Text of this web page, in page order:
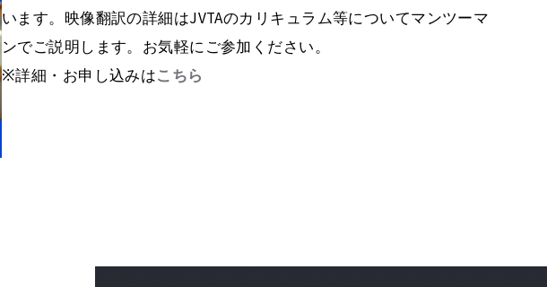
います。映像翻訳の詳細はJVTAのカリキュラム等についてマンツーマ
ンでご説明します。お気軽にご参加ください。
※詳細・お申し込みはこちら